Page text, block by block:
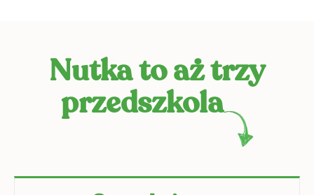
Nutka to aż trzy
przedszkola